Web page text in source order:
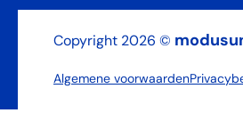
Copyright 2026 ©
Algemene voorwaarden